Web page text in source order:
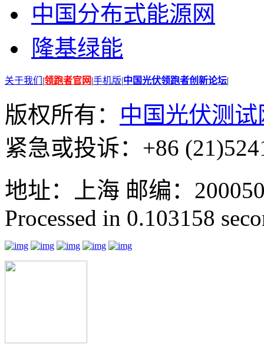
中国分布式能源网
隆基绿能
关于我们 |领跑者官网|手机版|中国光伏领跑者创新论坛|
版权所有： 中国光伏测试
紧急或投诉：+86
地址：上海 邮编：
Processed in 0.103158